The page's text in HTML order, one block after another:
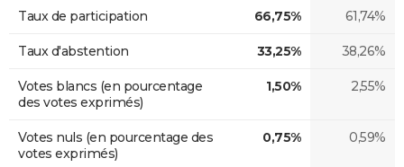
Taux de participation 66,75% 61,74%
Taux d'abstention 33,25% 38,26%
Votes blancs (en pourcentage
des votes exprimés)
1,50% 2,55%
Votes nuls (en pourcentage des
votes exprimés)
0,75% 0,59%